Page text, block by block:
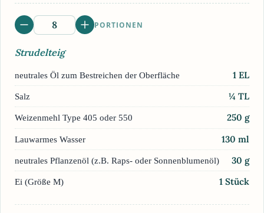
PORTIONEN
Strudelteig
neutrales Öl zum Bestreichen der Oberfläche 1 EL
Salz ¼ TL
Weizenmehl Type 405 oder 550 250 g
Lauwarmes Wasser 130 ml
neutrales Pflanzenöl (z.B. Raps- oder Sonnenblumenöl) 30 g
Ei (Größe M) 1 Stück